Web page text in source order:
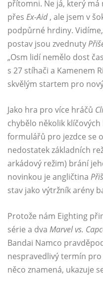
přítomni. Ne já, který
přes Ex-Aid, ale jsem v
podpůrné hrdiny.
postav jsou zvednuty
„Osm lidí nemělo dost
s 27 stíhači a Kamenem
skvělým startem pro
Jako hra pro více hráčů
chybělo několik
formulářů pro jezdce se
nedostatek základních
arkádový režim) brání
novinkou je angličtina
stav jako výtržník arény
Protože nám Eighting
série a dva Marvel vs.
Bandai Namco
nespravedlivý termín pro
něco znamená, ukazuje